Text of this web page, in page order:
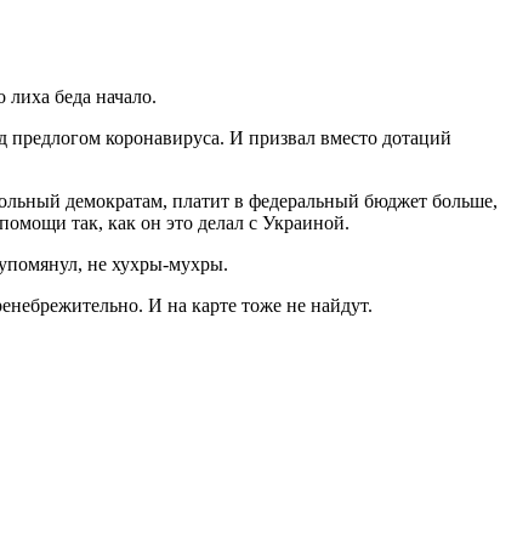
беда начало.
коронавируса. И призвал вместо дотаций
демократам, платит в федеральный бюджет больше,
так, как он это делал с Украиной.
не хухры-мухры.
И на карте тоже не найдут.